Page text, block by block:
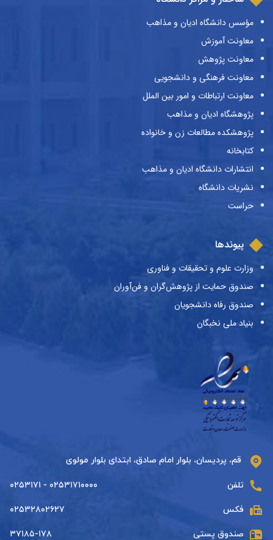
مؤسس دانشگاه ادیان و مذاهب
معاونت آموزش
معاونت پژوهش
معاونت فرهنگی و دانشجویی
معاونت ارتباطات و امور بین الملل
پژوهشگاه ادیان و مذاهب
پژوهشکده مطالعات زن و خانواده
کتابخانه
انتشارات دانشگاه ادیان و مذاهب
نشریات دانشگاه
حراست
پیوندها
وزارت علوم و تحقیقات و فناوری
صندوق حمایت از پژوهش‌گران و فن‌آوران
صندوق رفاه دانشجویان
بنیاد ملی نخبگان
قم، پردیسان، بلوار امام صادق، ابتدای بلوار مولوی
تلفن ۰۲۵۳۱۷۱۰۰۰۰ - ۰۲۵۳۱۷۱
فکس ۰۲۵۳۲۸۰۲۶۲۷
صندوق پستی ۳۷۱۸۵-۱۷۸